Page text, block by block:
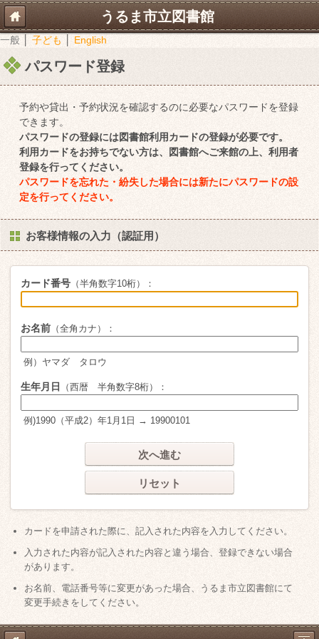
うるま市立図書館
一般 子ども English
パスワード登録
予約や貸出・予約状況を確認するのに必要なパスワードを登録
できます。
パスワードの登録には図書館利用カードの登録が必要です。
利用カードをお持ちでない方は、図書館へご来館の上、利用者
登録を行ってください。
パスワードを忘れた・紛失した場合には新たにパスワードの設
定を行ってください。
お客様情報の入力（認証用）
カード番号 （半角数字10桁）：
お名前 （全角カナ）：
例）ヤマダ タロウ
生年月日 （西暦 半角数字8桁）：
例)1990（平成2）年1月1日 → 19900101
次へ進む
リセット
カードを申請された際に、記入された内容を入力してください。
入力された内容が記入された内容と違う場合、登録できない場合
があります。
お名前、電話番号等に変更があった場合、うるま市立図書館にて
変更手続きをしてください。